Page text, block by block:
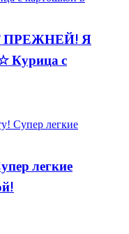
ПРЕЖНЕЙ! Я
Курица с
легкие